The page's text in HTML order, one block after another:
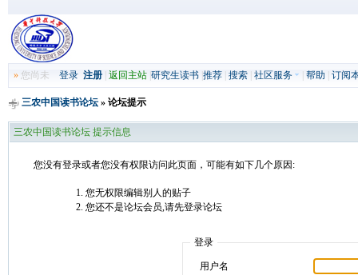
»您尚未 登录 注册| 返回主站| 研究生读书| 推荐| 搜索| 社区服务 帮助 订阅
三农中国读书论坛» 论坛提示
三农中国读书论坛 提示信息
您没有登录或者您没有权限访问此页面，可能有如下几个原因:
您无权限编辑别人的贴子
您还不是论坛会员,请先登录论坛
登录
用户名